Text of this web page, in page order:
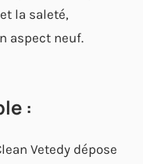
la saleté,
aspect neuf.
:
Vetedy dépose